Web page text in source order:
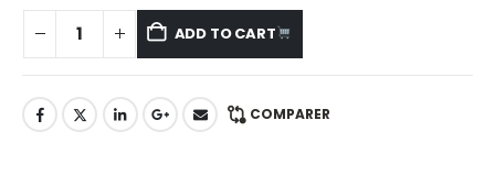
ADD TO CART
COMPARER